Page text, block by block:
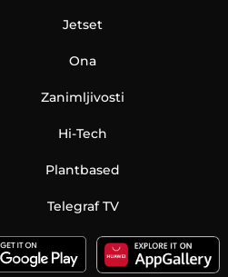
Jetset
Ona
Zanimljivosti
Hi-Tech
Plantbased
Telegraf TV